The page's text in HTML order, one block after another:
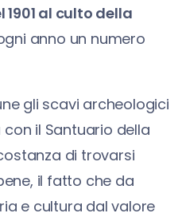
al culto della
anno un numero
gli scavi archeologici
il Santuario della
di trovarsi
il fatto che da
e cultura dal valore